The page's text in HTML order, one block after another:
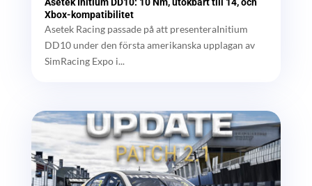
Xbox-kompatibilitet
Asetek Racing passade på att presenteraInitium
DD10 under den första amerikanska upplagan av
SimRacing Expo i...